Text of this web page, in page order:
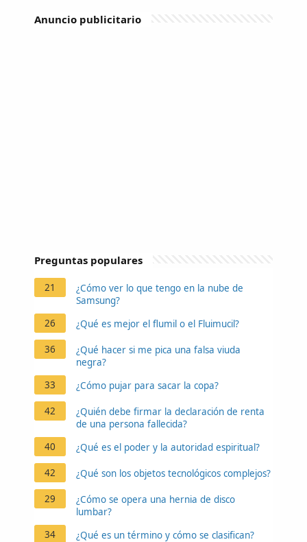
Anuncio publicitario
Preguntas populares
21
¿Cómo ver lo que tengo en la nube de
Samsung?
26
¿Qué es mejor el flumil o el Fluimucil?
36
¿Qué hacer si me pica una falsa viuda
negra?
33
¿Cómo pujar para sacar la copa?
42
¿Quién debe firmar la declaración de renta
de una persona fallecida?
40
¿Qué es el poder y la autoridad espiritual?
42 ¿Qué son los objetos tecnológicos complejos?
29
¿Cómo se opera una hernia de disco
lumbar?
34
¿Qué es un término y cómo se clasifican?